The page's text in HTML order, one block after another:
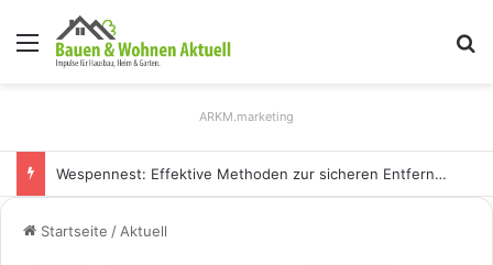
Menü
ARKM.marketing
Holz Pendelleuchten: Eleganz und Nachhaltigkeit für Ihr Zuhause
Startseite / Aktuell